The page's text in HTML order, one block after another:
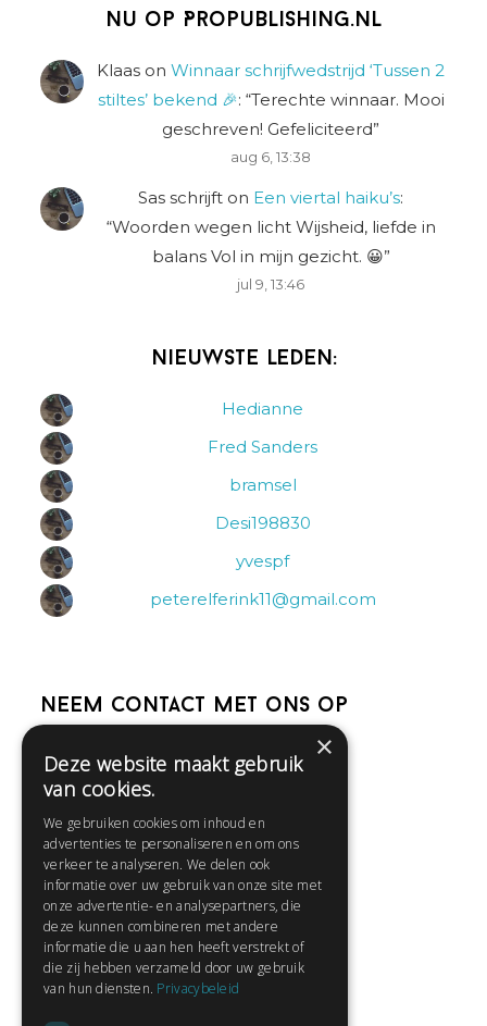
Nu op Propublishing.nl
Klaas on Winnaar schrijfwedstrijd ‘Tussen 2
stiltes’ bekend 🎉: “Terechte winnaar. Mooi
geschreven! Gefeliciteerd”
aug 6, 13:38
Sas schrijft on Een viertal haiku’s:
“Woorden wegen licht Wijsheid, liefde in
balans Vol in mijn gezicht. 😀”
jul 9, 13:46
Nieuwste leden:
Hedianne
Fred Sanders
bramsel
Desi198830
yvespf
peterelferink11@gmail.com
Neem contact met ons op
Help
Contact
Huisregels
Snel naar:
Gratis aanmelden
×
Deze website maakt gebruik
van cookies.
We gebruiken cookies om inhoud en
advertenties te personaliseren en om ons
verkeer te analyseren. We delen ook
informatie over uw gebruik van onze site met
onze advertentie- en analysepartners, die
deze kunnen combineren met andere
informatie die u aan hen heeft verstrekt of
die zij hebben verzameld door uw gebruik
van hun diensten. Privacybeleid